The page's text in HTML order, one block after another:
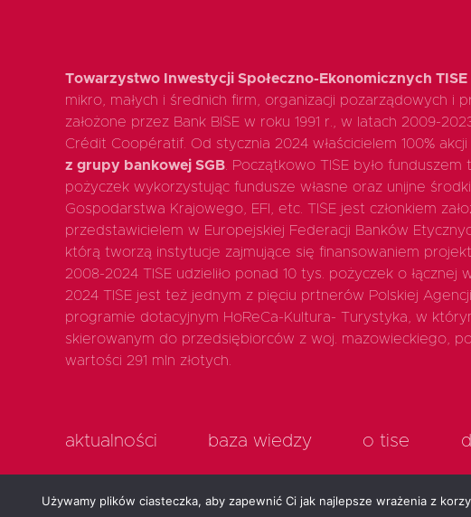
Towarzystwo Inwestycji Społeczno-Ekonomicznych TISE
mikro, małych i średnich firm, organizacji pozarządowych i
założone przez Bank BISE w roku 1991 r., w latach 2009-
Crédit Coopératif. Od stycznia 2024 właścicielem 100% akcji
z grupy bankowej SGB . Początkowo TISE było
pożyczek wykorzystując fundusze własne oraz unijne
Gospodarstwa Krajowego, EFI, etc. TISE jest członkiem
przedstawicielem w Europejskiej Federacji Banków
którą tworzą instytucje zajmujące się finansowaniem
2008-2024 TISE udzieliło ponad 10 tys. pożyczek o łącznej
2024 TISE jest też jednym z pięciu prtnerów Polskiej
programie dotacyjnym HoReCa-Kultura- Turystyka, w
skierowanym do przedsiębiorców z woj. mazowieckiego,
wartości 291 mln złotych.
aktualności baza wiedzy o tise
Używamy plików ciasteczka, aby zapewnić Ci jak najlepsze wrażenia z